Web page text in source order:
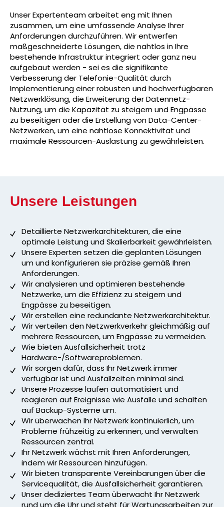
Unser Expertenteam arbeitet eng mit Ihnen
zusammen, um eine umfassende Analyse Ihrer
Anforderungen durchzuführen. Wir entwerfen
maßgeschneiderte Lösungen, die nahtlos in Ihre
bestehende Infrastruktur integriert oder ganz neu
aufgebaut werden - sei es die signifikante
Verbesserung der Telefonie-Qualität durch
Implementierung einer robusten und hochverfügbaren
Netzwerklösung, die Erweiterung der Datennetz-
Nutzung, um die Kapazität zu steigern und Engpässe
zu beseitigen oder die Erstellung von Data-Center-
Netzwerken, um eine nahtlose Konnektivität und
maximale Ressourcen-Auslastung zu gewährleisten.
Unsere Leistungen
Detaillierte Netzwerkarchitekturen, die eine
optimale Leistung und Skalierbarkeit gewährleisten.
Unsere Experten setzen die geplanten Lösungen
um und konfigurieren sie präzise gemäß Ihren
Anforderungen.
Wir analysieren und optimieren bestehende
Netzwerke, um die Effizienz zu steigern und
Engpässe zu beseitigen.
Wir erstellen eine redundante Netzwerkarchitektur.
Wir verteilen den Netzwerkverkehr gleichmäßig auf
mehrere Ressourcen, um Engpässe zu vermeiden.
Wie bieten Ausfallsicherheit trotz
Hardware-/Softwareproblemen.
Wir sorgen dafür, dass Ihr Netzwerk immer
verfügbar ist und Ausfallzeiten minimal sind.
Unsere Prozesse laufen automatisiert und
reagieren auf Ereignisse wie Ausfälle und schalten
auf Backup-Systeme um.
Wir überwachen Ihr Netzwerk kontinuierlich, um
Probleme frühzeitig zu erkennen, und verwalten
Ressourcen zentral.
Ihr Netzwerk wächst mit Ihren Anforderungen,
indem wir Ressourcen hinzufügen.
Wir bieten transparente Vereinbarungen über die
Servicequalität, die Ausfallsicherheit garantieren.
Unser dediziertes Team überwacht Ihr Netzwerk
rund um die Uhr und steht für Wartungsarbeiten zur